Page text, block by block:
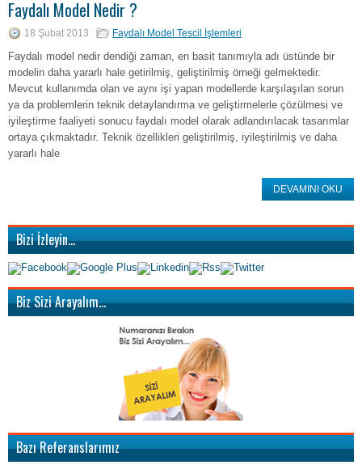
Faydalı Model Nedir ?
18 Şubat 2013 Faydalı Model Tescil İşlemleri
Faydalı model nedir dendiği zaman, en basit tanımıyla adı üstünde bir
modelin daha yararlı hale getirilmiş, geliştirilmiş örneği gelmektedir.
Mevcut kullanımda olan ve aynı işi yapan modellerde karşılaşılan sorun
ya da problemlerin teknik detaylandırma ve geliştirmelerle çözülmesi ve
iyileştirme faaliyeti sonucu faydalı model olarak adlandırılacak tasarımlar
ortaya çıkmaktadır. Teknik özellikleri geliştirilmiş, iyileştirilmiş ve daha
yararlı hale
DEVAMINI OKU
Bizi İzleyin…
Biz Sizi Arayalım…
Bazı Referanslarımız